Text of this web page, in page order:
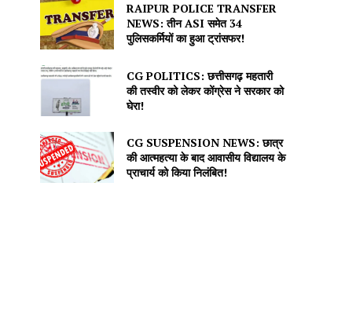
RAIPUR POLICE TRANSFER
NEWS: तीन ASI समेत 34
पुलिसकर्मियों का हुआ ट्रांसफर!
CG POLITICS: छत्तीसगढ़ महतारी
की तस्वीर को लेकर कोंग्रेस ने सरकार को
घेरा!
CG SUSPENSION NEWS: छात्र
की आत्महत्या के बाद आवासीय विद्यालय के
प्राचार्य को किया निलंबित!